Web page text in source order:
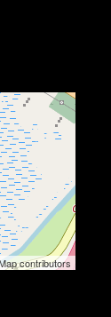
contributors